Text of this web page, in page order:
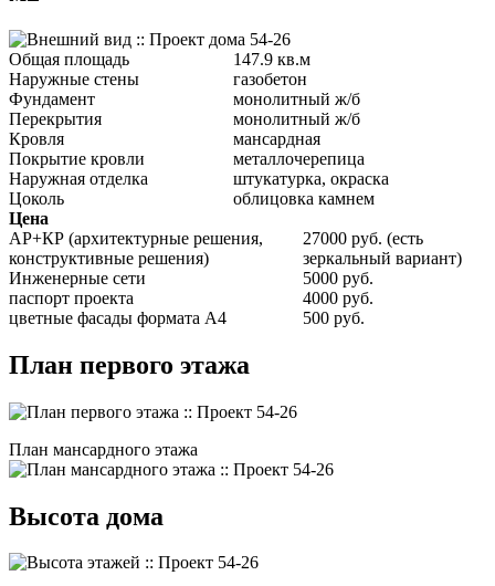
Общая площадь
147.9 кв.м
Наружные стены
газобетон
Фундамент
монолитный ж/б
Перекрытия
монолитный ж/б
Кровля
мансардная
Покрытие кровли
металлочерепица
Наружная отделка
штукатурка, окраска
Цоколь
облицовка камнем
Цена
АР+КР (архитектурные решения,
конструктивные решения)
27000 руб. (есть
зеркальный вариант)
Инженерные сети
5000 руб.
паспорт проекта
4000 руб.
цветные фасады формата А4
500 руб.
План первого этажа
План мансардного этажа
Высота дома